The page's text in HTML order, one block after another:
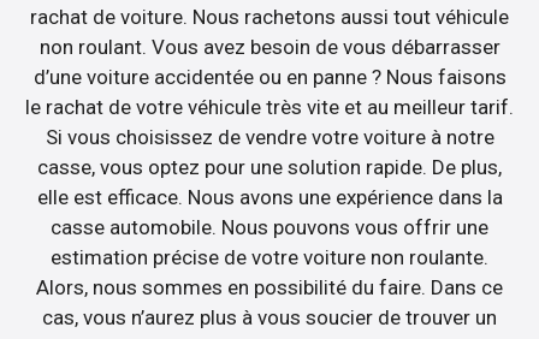
rachat de voiture. Nous rachetons aussi tout véhicule
non roulant. Vous avez besoin de vous débarrasser
d’une voiture accidentée ou en panne ? Nous faisons
le rachat de votre véhicule très vite et au meilleur tarif.
Si vous choisissez de vendre votre voiture à notre
casse, vous optez pour une solution rapide. De plus,
elle est efficace. Nous avons une expérience dans la
casse automobile. Nous pouvons vous offrir une
estimation précise de votre voiture non roulante.
Alors, nous sommes en possibilité du faire. Dans ce
cas, vous n’aurez plus à vous soucier de trouver un